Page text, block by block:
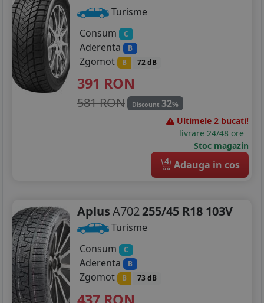
Turisme
Consum
C
Aderenta B
Zgomot B 72 dB
391 RON
581 RON Discount 32%
Ultimele 2 bucati!
livrare 24/48 ore
Stoc magazin
4 Adauga in cos
AplusA702255/45 R18 103V
Turisme
Consum
C
Aderenta B
Zgomot B 73 dB